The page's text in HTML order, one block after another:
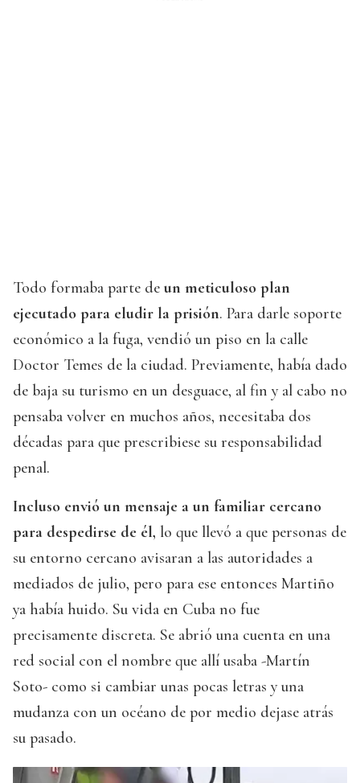
Todo formaba parte de un meticuloso plan
ejecutado para eludir la prisión. Para darle soporte
económico a la fuga, vendió un piso en la calle
Doctor Temes de la ciudad. Previamente, había dado
de baja su turismo en un desguace, al fin y al cabo no
pensaba volver en muchos años, necesitaba dos
décadas para que prescribiese su responsabilidad
penal.
Incluso envió un mensaje a un familiar cercano
para despedirse de él, lo que llevó a que personas de
su entorno cercano avisaran a las autoridades a
mediados de julio, pero para ese entonces Martiño
ya había huido. Su vida en Cuba no fue
precisamente discreta. Se abrió una cuenta en una
red social con el nombre que allí usaba -Martín
Soto- como si cambiar unas pocas letras y una
mudanza con un océano de por medio dejase atrás
su pasado.